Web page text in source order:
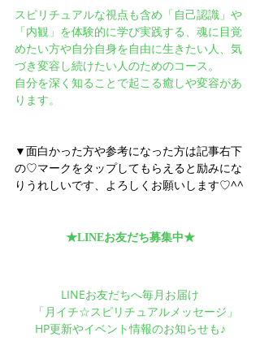
スピリチュアルな視点も含め「自己認識」や
「内観」を体験的に学び実践する、魂に目覚
めたい方や自分自身を自由に生きたい人、気
づき変容し続けたい人のためのコース。
自分を深く知ることで起こる癒しや変容があ
ります。
▼面白かった方や参考になった方は記事右下
の♡マークをタップしてもらえると励みにな
りうれしいです、よろしくお願いします♡^^
★LINEお友だち募集中★
LINEお友だちへ毎月お届け
「月イチ☆スピリチュアルメッセージ」
HP更新やイベント情報のお知らせも♪